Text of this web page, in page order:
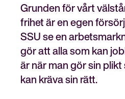
Grunden för vårt
frihet är en egen
SSU se en
gör att alla som kan
är när man gör sin
kan kräva sin rätt.